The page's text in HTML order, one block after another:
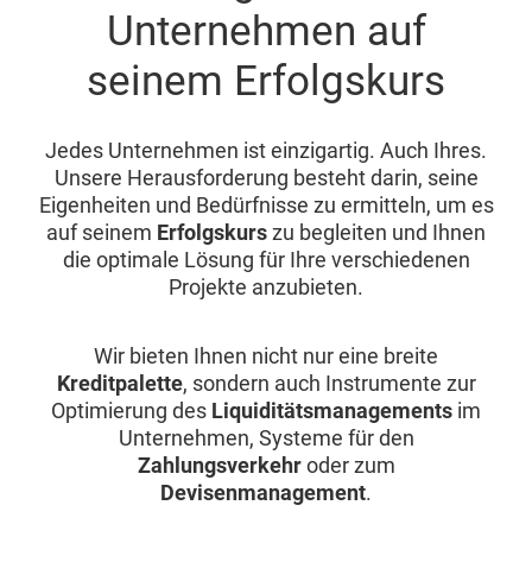
Unternehmen auf
seinem Erfolgskurs
Jedes Unternehmen ist einzigartig. Auch Ihres.
Unsere Herausforderung besteht darin, seine
Eigenheiten und Bedürfnisse zu ermitteln, um es
auf seinem Erfolgskurszu begleiten und Ihnen
die optimale Lösung für Ihre verschiedenen
Projekte anzubieten.
Wir bieten Ihnen nicht nur eine breite
Kreditpalette, sondern auch Instrumente zur
Optimierung des Liquiditätsmanagements im
Unternehmen, Systeme für den
Zahlungsverkehroder zum
Devisenmanagement.